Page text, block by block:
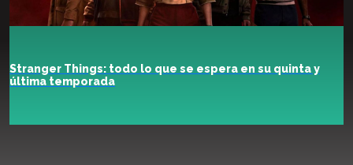
Stranger Things: todo lo que se espera en su quinta y
última temporada